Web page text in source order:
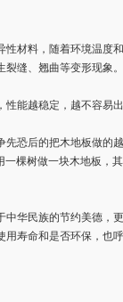
材料，随着环境温度
缝、翘曲等变形现象。
越稳定，越不容易出
恐后的把木地板做的
棵树做一块木地板，
民族的节约美德，
用寿命和是否环保，也